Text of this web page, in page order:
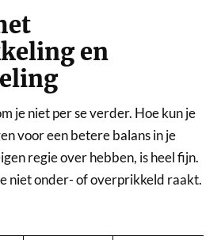
en
je niet per se verder. Hoe kun je
voor een betere balans in je
regie over hebben, is heel fijn.
niet onder- of overprikkeld raakt.